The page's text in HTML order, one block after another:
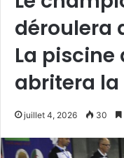
déroulera
La
abritera
juillet 4, 2026 30